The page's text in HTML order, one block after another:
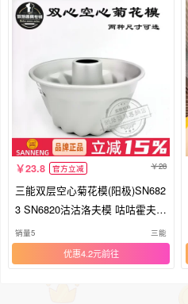
23.8 官方立减 28
三能双层空心菊花模(阳极)SN682
3 SN6820沽沽洛夫模 咕咕霍夫模
具
销量5 三能
优惠4.2元